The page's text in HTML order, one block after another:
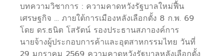
บทความวิชาการ : ความคาดหวังรัฐบาลใหม่ฟื้น
เศรษฐกิจ … ภายใต้การเมืองหลังเลือกตั้ง 8 ก.พ. 69
โดย ดร.ธนิต โสรัตน์ รองประธานสภาองค์การ
นายจ้างผู้ประกอบการค้าและอุตสาหกรรมไทย วันที่